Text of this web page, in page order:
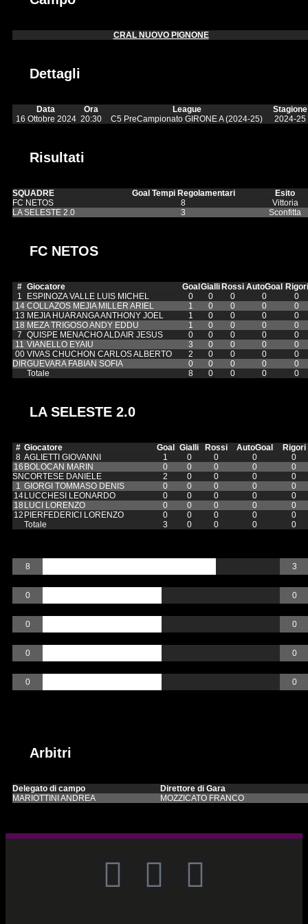
CRAL NUOVO PIGNONE
Dettagli
Data Ora League
Stagione
16 Ottobre 2024 20:30 C5 PreCampionato GIRONE A (2024-25) 2024-25
Risultati
SQUADRE Goal Tempi Regolamentari
Esito
FC NETOS
8
Vittoria
LA SELESTE 2.0
3 Sconfitta
FC NETOS
# Giocatore GoalGialliRossi AutoGoal Rigori
1
ESPINOZA VALLE LUIS MICHEL 0 0 0 0
0
14 COLLAZOS MEJIA MILLER ARIEL 1 0 0 0
0
13 MEJIA HUARANGA ANTHONY JOEL 1 0 0 0
0
18 MEZA TRIGOSO ANDY EDDU 1 0 0 0
0
7 QUISPE MENACHO ALDAIR JESUS 0 0 0 0
0
11 VIANELLO EYAIU 3 0 0 0
0
00 VIVAS CHUCHON CARLOS ALBERTO 2 0 0 0
0
DIRGUEVARA FABIAN SOFIA 0 0 0 0
0
Totale
8 0 0 0 0
LA SELESTE 2.0
# Giocatore Goal Gialli Rossi AutoGoal
Rigori
8 AGLIETTI GIOVANNI 1 0 0 0
0
16 BOLOCAN MARIN 0 0 0 0
0
SNCORTESE DANIELE 2 0 0 0
0
1 GIORGI TOMMASO DENIS 0 0 0 0
0
14LUCCHESI LEONARDO 0 0 0 0
0
18 LUCI LORENZO 0 0 0 0
0
12 PIERFEDERICI LORENZO 0 0 0 0
0
Totale
3 0 0 0 0
8 3
0 0
0 0
0 0
0 0
Arbitri
Delegato di campo
Direttore di Gara
MARIOTTINI ANDREA
MOZZICATO FRANCO